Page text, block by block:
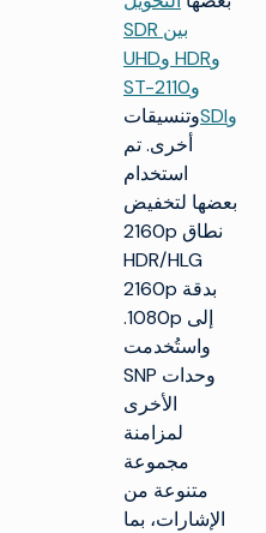
بين SDR
وHDR وUHD
وST-2110
وSDI
وتنسيقات
أخرى. تم
استخدام
بعضها لتخفيض
نطاق 2160p
HDR/HLG
بدقة 2160p
إلى 1080p.
واستُخدمت
وحدات SNP
الأخرى
لمزامنة
مجموعة
متنوعة من
الإشارات، بما